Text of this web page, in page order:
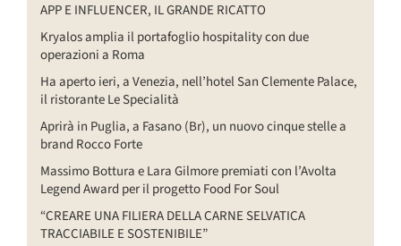
APP E INFLUENCER, IL GRANDE RICATTO
Kryalos amplia il portafoglio hospitality con due
operazioni a Roma
Ha aperto ieri, a Venezia, nell’hotel San Clemente Palace,
il ristorante Le Specialità
Aprirà in Puglia, a Fasano (Br), un nuovo cinque stelle a
brand Rocco Forte
Massimo Bottura e Lara Gilmore premiati con l’Avolta
Legend Award per il progetto Food For Soul
“CREARE UNA FILIERA DELLA CARNE SELVATICA
TRACCIABILE E SOSTENIBILE”